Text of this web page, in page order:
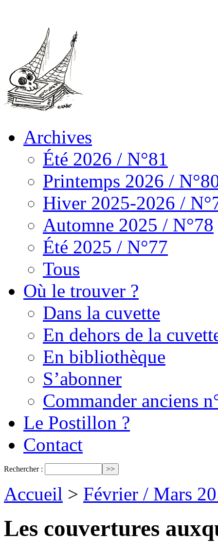
Archives
Été 2026 / N°81
Printemps 2026 /
Hiver 2025-2026 /
Automne 2025 / N°78
Été 2025 / N°77
Tous
Où le trouver ?
Dans la cuvette
En dehors de la
En bibliothèque
S’abonner
Commander anciens
Le Postillon ?
Contact
Rechercher :
Accueil > Février / Mars
Les couvertures